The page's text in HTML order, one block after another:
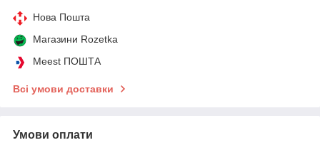
Нова Пошта
Магазини Rozetka
Meest ПОШТА
Всі умови доставки
Умови оплати